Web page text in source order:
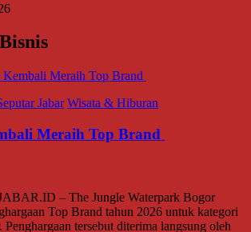
Jabar Wisata & Hiburan
Meraih Top Brand
– The Jungle Waterpark Bogor
Top Brand tahun 2026 untuk kategori
tersebut diterima langsung oleh